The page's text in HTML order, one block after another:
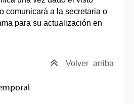
comunicará a la secretaria o
para su actualización en
Volver arriba